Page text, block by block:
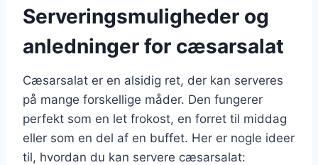
Serveringsmuligheder og
anledninger for cæsarsalat
Cæsarsalat er en alsidig ret, der kan serveres
på mange forskellige måder. Den fungerer
perfekt som en let frokost, en forret til middag
eller som en del af en buffet. Her er nogle ideer
til, hvordan du kan servere cæsarsalat: